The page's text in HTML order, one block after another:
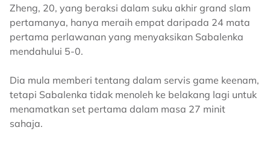
Zheng, 20, yang beraksi dalam suku akhir grand slam
pertamanya, hanya meraih empat daripada 24 mata
pertama perlawanan yang menyaksikan Sabalenka
mendahului 5-0.
Dia mula memberi tentang dalam servis game keenam,
tetapi Sabalenka tidak menoleh ke belakang lagi untuk
menamatkan set pertama dalam masa 27 minit
sahaja.